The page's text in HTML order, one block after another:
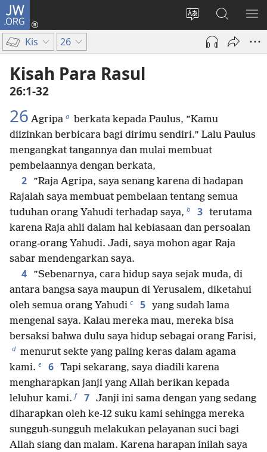
JW.ORG
Ganti
bahasa
situs
Log
(terbuka
Cari
JW.ORG
Kis 26
Kisah Para Rasul
26:1-32
26 Agripa a berkata kepada Paulus, ”Kamu
diizinkan berbicara bagi dirimu sendiri.” Lalu Paulus
mengangkat tangannya dan mulai membuat
pembelaannya dengan berkata,
2
”Raja Agripa, saya senang karena di hadapan
Rajalah saya membuat pembelaan tentang semua
tuduhan orang Yahudi terhadap saya, b 3 terutama
karena Raja ahli dalam hal kebiasaan dan persoalan
orang-orang Yahudi. Jadi, saya mohon agar Raja
sabar mendengarkan saya.
4
”Sebenarnya, cara hidup saya sejak muda, di
antara bangsa saya maupun di Yerusalem, diketahui
oleh semua orang Yahudi c 5 yang sudah lama
mengenal saya. Kalau mereka mau, mereka bisa
bersaksi bahwa dulu saya hidup sebagai orang Farisi,
d menurut sekte yang paling keras dalam agama
kami. e 6 Tapi sekarang, saya diadili karena
mengharapkan janji yang Allah berikan kepada
leluhur kami. f 7 Janji ini sama dengan yang sedang
diharapkan oleh ke-12 suku kami sehingga mereka
sungguh-sungguh melakukan pelayanan suci bagi
Allah siang dan malam. Karena harapan inilah saya